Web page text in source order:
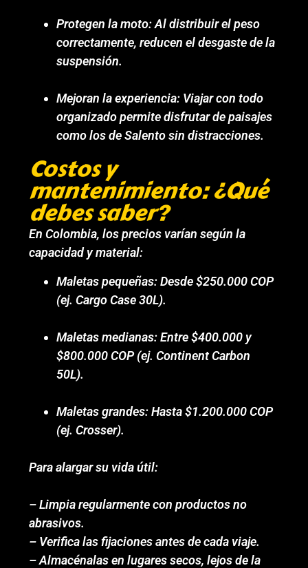
Protegen la moto: Al distribuir el peso
correctamente, reducen el desgaste de la
suspensión.
Mejoran la experiencia: Viajar con todo
organizado permite disfrutar de paisajes
como los de Salento sin distracciones.
Costos y
mantenimiento: ¿Qué
debes saber?
En Colombia, los precios varían según la
capacidad y material:
Maletas pequeñas: Desde $250.000 COP
(ej. Cargo Case 30L).
Maletas medianas: Entre $400.000 y
$800.000 COP (ej. Continent Carbon
50L).
Maletas grandes: Hasta $1.200.000 COP
(ej. Crosser).
Para alargar su vida útil:
– Limpia regularmente con productos no
abrasivos.
– Verifica las fijaciones antes de cada viaje.
– Almacénalas en lugares secos, lejos de la